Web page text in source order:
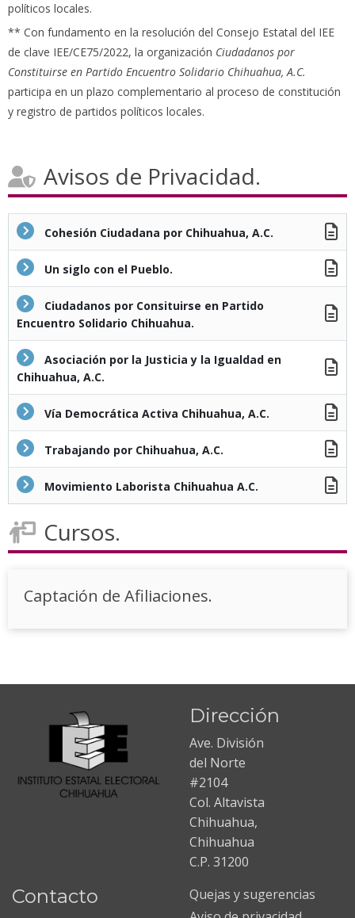
políticos locales.
** Con fundamento en la resolución del Consejo Estatal del IEE
de clave IEE/CE75/2022, la organización Ciudadanos por
Constituirse en Partido Encuentro Solidario Chihuahua, A.C.
participa en un plazo complementario al proceso de constitución
y registro de partidos políticos locales.
Avisos de Privacidad.
Cohesión Ciudadana por Chihuahua, A.C.
Un siglo con el Pueblo.
Ciudadanos por Consituirse en Partido
Encuentro Solidario Chihuahua.
Asociación por la Justicia y la Igualdad en
Chihuahua, A.C.
Vía Democrática Activa Chihuahua, A.C.
Trabajando por Chihuahua, A.C.
Movimiento Laborista Chihuahua A.C.
Cursos.
Captación de Afiliaciones.
Dirección
Ave. División
del Norte
#2104
Col. Altavista
Chihuahua,
Chihuahua
C.P. 31200
Contacto
Quejas y sugerencias